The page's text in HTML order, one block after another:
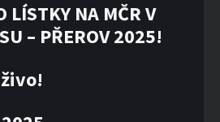
LÍSTKY NA MČR V
– PŘEROV 2025!